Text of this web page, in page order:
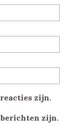
zijn.
zijn.